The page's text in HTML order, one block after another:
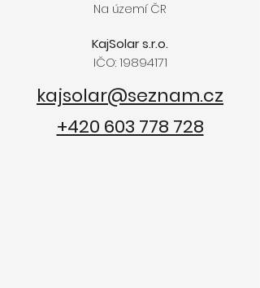
Na území ČR
KajSolar s.r.o.
IČO:19894171
kajsolar@seznam.cz
+420 603 778 728